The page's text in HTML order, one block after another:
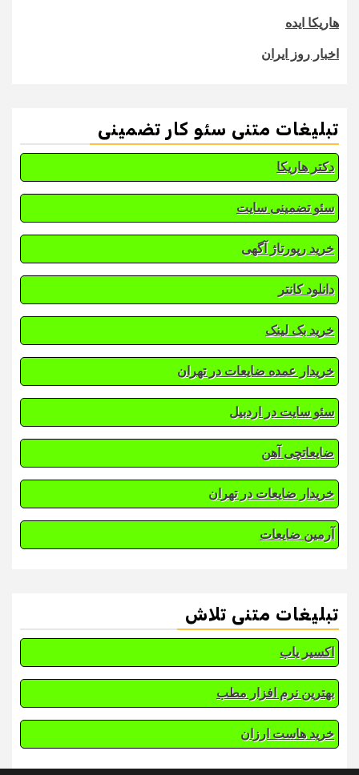
هاریکا ایده
اخبار روز ایران
تبلیغات متنی سئو کار تضمینی
دکتر هاریکا
سئو تضمینی سایت
خرید رپورتاژ آگهی
دانلود کانتر
خرید بک لینک
خریدار عمده ضایعات در تهران
سئو سایت در اردبیل
ضایعاتچی آهن
خریدار ضایعات در تهران
آرمین ضایعات
تبلیغات متنی تلاش
اکسیر یاب
بهترین نرم افزار مطب
خرید هاست ارزان